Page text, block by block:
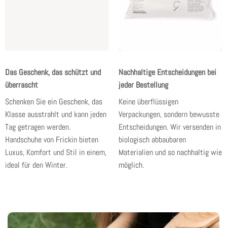
Das Geschenk, das schützt und
überrascht
Schenken Sie ein Geschenk, das
Klasse ausstrahlt und kann jeden
Tag getragen werden.
Handschuhe von Frickin bieten
Luxus, Komfort und Stil in einem,
ideal für den Winter.
Nachhaltige Entscheidungen bei
jeder Bestellung
Keine überflüssigen
Verpackungen, sondern bewusste
Entscheidungen. Wir versenden in
biologisch abbaubaren
Materialien und so nachhaltig wie
möglich.